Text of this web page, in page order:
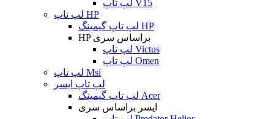
لپ تاپ V15
لپ تاپ HP
لپ تاپ گیمینگ HP
HP براساس سری
لپ تاپ Victus
لپ تاپ Omen
لپ تاپ Msi
لپ تاپ ایسر
لپ تاپ گیمینگ Acer
ایسر براساس سری